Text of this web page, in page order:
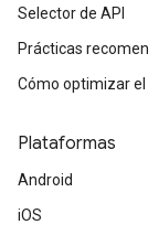
Selector de API
Prácticas
Cómo optimizar
Plataformas
Android
iOS